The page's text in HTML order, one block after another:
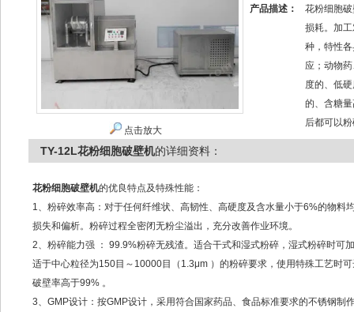
点击放大
产品描述：
花粉细胞
损耗。加
种，特性
应；动物
度的、低
的、含糖
后都可以
TY-12L花粉细胞破壁机的详细资料：
花粉细胞破壁机的优良特点及特殊性能：
1、粉碎效率高：对于任何纤维状、高韧性、高硬度及含水量小于6%的物
损失和偏析。粉碎过程全密闭无粉尘溢出，充分改善作业环境。
2、粉碎能力强 ： 99.9%粉碎无残渣。适合干式和湿式粉碎，湿式粉碎时可
适于中心粒径为150目～10000目（1.3μm ）的粉碎要求，使用特殊工艺时
破壁率高于99% 。
3、GMP设计：按GMP设计，采用符合国家药品、食品标准要求的不锈钢